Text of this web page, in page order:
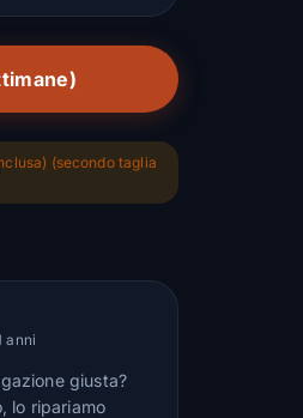
(secondo taglia
anni
giusta?
lo ripariamo